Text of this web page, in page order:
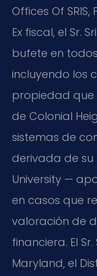
Offices Of SRIS,
Ex fiscal, el Sr.
bufete en
incluyendo los
propiedad que
de Colonial
sistemas de
derivada de su
University —
en casos que
valoración de
financiera. El
Maryland, el